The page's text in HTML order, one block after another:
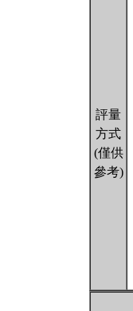
評量
方式
(僅供
參考)